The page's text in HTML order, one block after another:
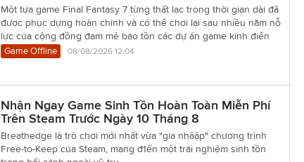
Một tựa game Final Fantasy 7 từng thất lạc trong thời gian dài đã
được phục dựng hoàn chỉnh và có thể chơi lại sau nhiều năm nỗ
lực của cộng đồng đam mê bảo tồn các dự án game kinh điển
Game Offline
08/08/2026 12:04
Nhận Ngay Game Sinh Tồn Hoàn Toàn Miễn Phí
Trên Steam Trước Ngày 10 Tháng 8
Breathedge là trò chơi mới nhất vừa "gia nhâập" chương trình
Free-to-Keep của Steam, mang đ1ến một trải nghiệm sinh tồn